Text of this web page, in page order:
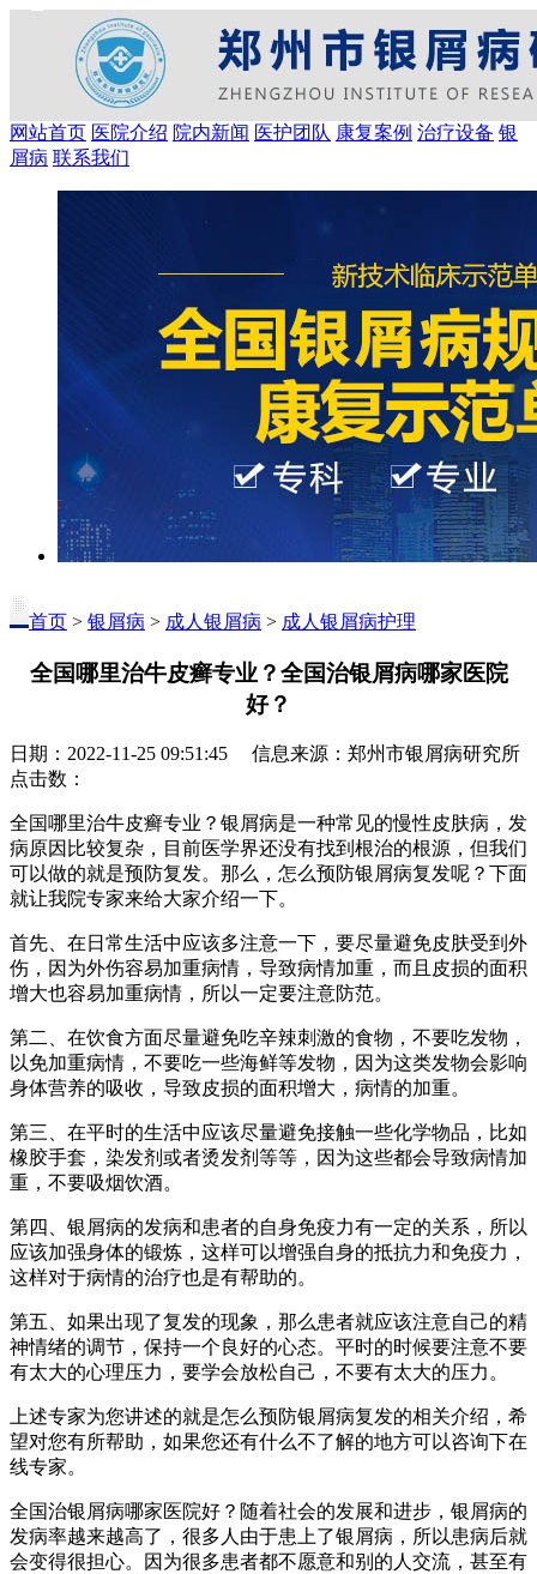
网站首页 医院介绍 院内新闻 医护团队 康复案例 治疗设备 银
屑病 联系我们
首页 > 银屑病 > 成人银屑病 > 成人银屑病护理
全国哪里治牛皮癣专业？全国治银屑病哪家医院
好？
日期：2022-11-25 09:51:45 信息来源：郑州市银屑病研究所
点击数：
全国哪里治牛皮癣专业？银屑病是一种常见的慢性皮肤病，发
病原因比较复杂，目前医学界还没有找到根治的根源，但我们
可以做的就是预防复发。那么，怎么预防银屑病复发呢？下面
就让我院专家来给大家介绍一下。
首先、在日常生活中应该多注意一下，要尽量避免皮肤受到外
伤，因为外伤容易加重病情，导致病情加重，而且皮损的面积
增大也容易加重病情，所以一定要注意防范。
第二、在饮食方面尽量避免吃辛辣刺激的食物，不要吃发物，
以免加重病情，不要吃一些海鲜等发物，因为这类发物会影响
身体营养的吸收，导致皮损的面积增大，病情的加重。
第三、在平时的生活中应该尽量避免接触一些化学物品，比如
橡胶手套，染发剂或者烫发剂等等，因为这些都会导致病情加
重，不要吸烟饮酒。
第四、银屑病的发病和患者的自身免疫力有一定的关系，所以
应该加强身体的锻炼，这样可以增强自身的抵抗力和免疫力，
这样对于病情的治疗也是有帮助的。
第五、如果出现了复发的现象，那么患者就应该注意自己的精
神情绪的调节，保持一个良好的心态。平时的时候要注意不要
有太大的心理压力，要学会放松自己，不要有太大的压力。
上述专家为您讲述的就是怎么预防银屑病复发的相关介绍，希
望对您有所帮助，如果您还有什么不了解的地方可以咨询下在
线专家。
全国治银屑病哪家医院好？随着社会的发展和进步，银屑病的
发病率越来越高了，很多人由于患上了银屑病，所以患病后就
会变得很担心。因为很多患者都不愿意和别的人交流，甚至有